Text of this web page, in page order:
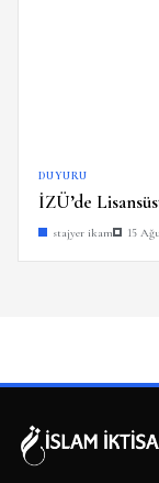
DUYURU
İZÜ’de
stajyer ikam 15